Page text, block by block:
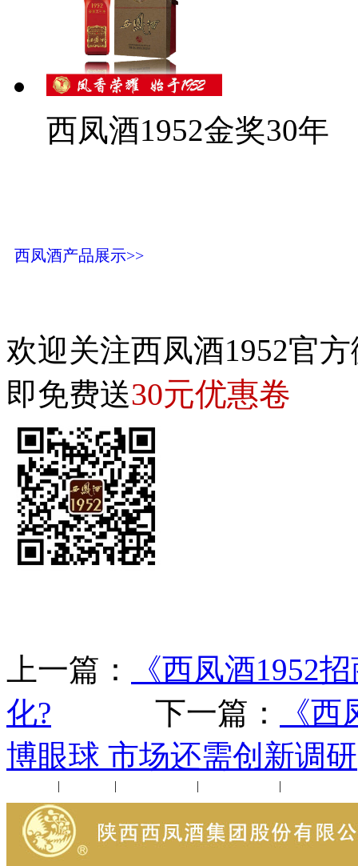
西凤酒1952金奖30年
西凤酒产品展示>>
欢迎关注西凤酒1952官
即免费送30元优惠卷
上一篇：
《西凤酒1952
化? 下一篇：
《
博眼球 市场还需创新调研
| | | |